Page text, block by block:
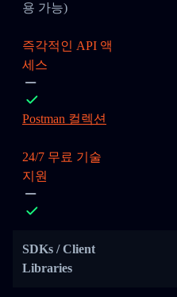
용 가능)
즉각적인 API 액
세스
Postman 컬렉션
24/7 무료 기술
지원
SDKs / Client
Libraries